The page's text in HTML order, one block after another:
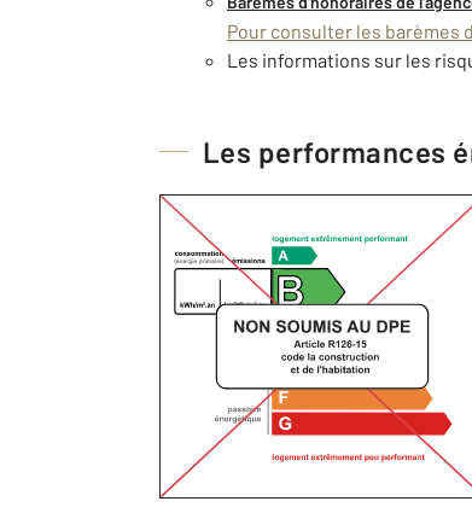
Pour consulter les barèmes
Les informations sur les
Les performances